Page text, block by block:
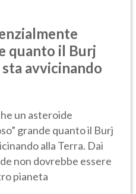
quanto il Burj
avvicinando
un asteroide
grande quanto il Burj
alla Terra. Dai
non dovrebbe essere
pianeta